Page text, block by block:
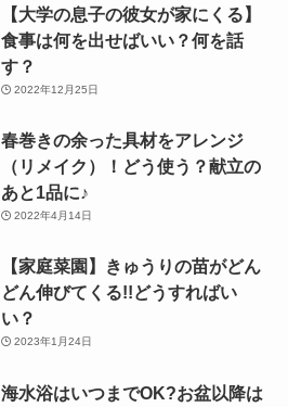
【大学の息子の彼女が家にくる】
食事は何を出せばいい？何を話
す？
2022年12月25日
春巻きの余った具材をアレンジ
（リメイク）！どう使う？献立の
あと1品に♪
2022年4月14日
【家庭菜園】きゅうりの苗がどん
どん伸びてくる!!どうすればい
い？
2023年1月24日
海水浴はいつまでOK?お盆以降は